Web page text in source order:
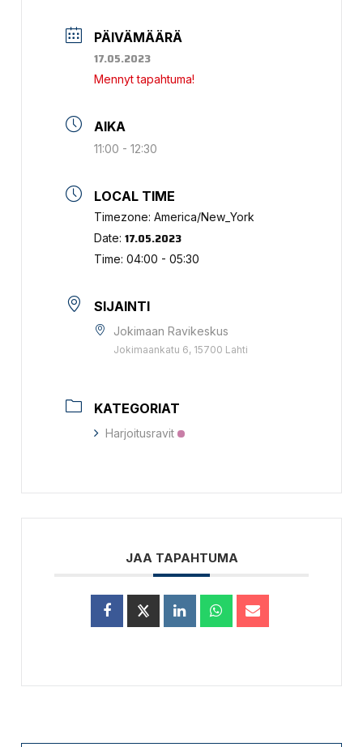
PÄIVÄMÄÄRÄ
17.05.2023
Mennyt tapahtuma!
AIKA
11:00 - 12:30
LOCAL TIME
Timezone:America/New_York
Date:17.05.2023
Time:04:00 - 05:30
SIJAINTI
Jokimaan Ravikeskus
Jokimaankatu 6, 15700 Lahti
KATEGORIAT
Harjoitusravit
JAA TAPAHTUMA